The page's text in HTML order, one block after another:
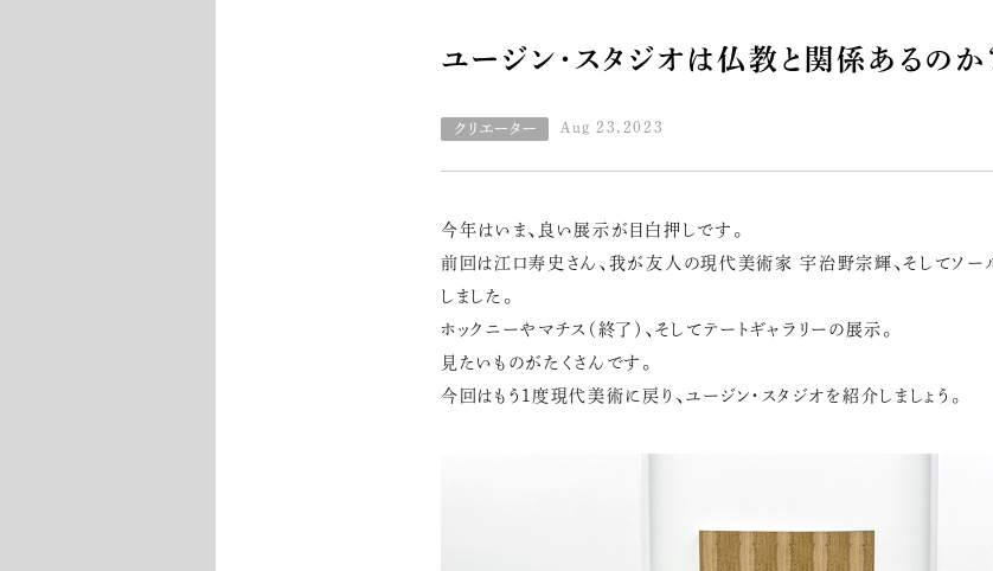
ユージン・スタジオは仏教と関係あるのか
Aug 23,2023
今年はいま、良い展示が目白押しです。
前回は江口寿史さん、我が友人の現代美術家 宇治野宗輝、そしてソー
しました。
ホックニーやマチス（終了）、そしてテートギャラリーの展示。
見たいものがたくさんです。
今回はもう1度現代美術に戻り、ユージン・スタジオを紹介しましょう。